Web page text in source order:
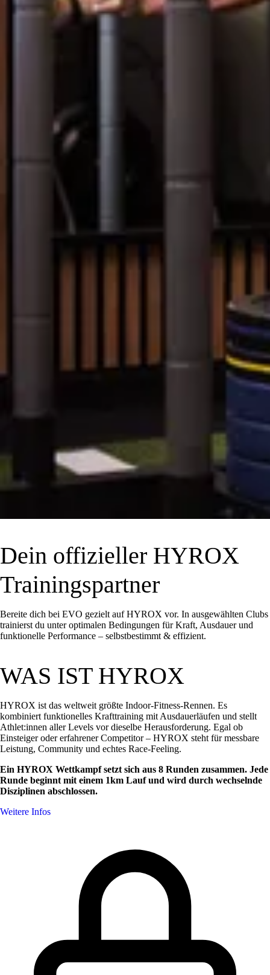
Dein offizieller HYROX
Trainingspartner
Bereite dich bei EVO gezielt auf HYROX vor. In ausgewählten Clubs
trainierst du unter optimalen Bedingungen für Kraft, Ausdauer und
funktionelle Performance – selbstbestimmt & effizient.
WAS IST HYROX
HYROX ist das weltweit größte Indoor-Fitness-Rennen. Es
kombiniert funktionelles Krafttraining mit Ausdauerläufen und stellt
Athlet:innen aller Levels vor dieselbe Herausforderung. Egal ob
Einsteiger oder erfahrener Competitor – HYROX steht für messbare
Leistung, Community und echtes Race-Feeling.
Ein HYROX Wettkampf setzt sich aus 8 Runden zusammen. Jede
Runde beginnt mit einem 1km Lauf und wird durch wechselnde
Disziplinen abschlossen.
Weitere Infos